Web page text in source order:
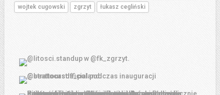
wojtek cugowski
zgrzyt łukasz cegliński